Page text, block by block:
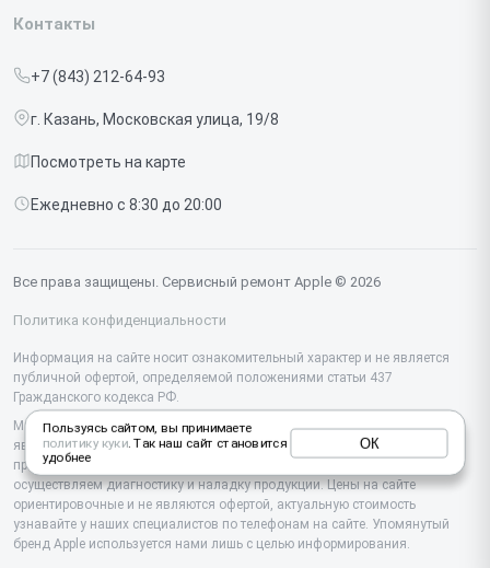
Срочный ремонт
Доставка и способы оплаты
Диагностика
Контакты
Iphone
Studio Display
Vision Pro
Контакты
+7 (843) 212-64-93
г. Казань, Московская улица, 19/8
Посмотреть на карте
Ежедневно с 8:30 до 20:00
Все права защищены. Сервисный ремонт Apple © 2026
Политика конфиденциальности
Информация на сайте носит ознакомительный характер и не является
публичной офертой, определяемой положениями статьи 437
Гражданского кодекса РФ.
Мы специализируемся на обслуживании и ремонте техники Apple, но не
являемся их официальным представителем. Предоставляем
профессиональные услуги после истечения гарантии, а также
осуществляем диагностику и наладку продукции. Цены на сайте
ориентировочные и не являются офертой, актуальную стоимость
узнавайте у наших специалистов по телефонам на сайте. Упомянутый
бренд Apple используется нами лишь с целью информирования.
Пользуясь сайтом, вы принимаете
политику куки. Так наш сайт становится
удобнее
ОК